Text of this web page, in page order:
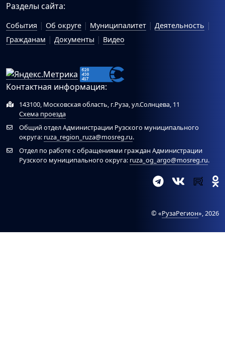
Разделы сайта:
События Об округе Муниципалитет
Деятельность
Гражданам
Документы Видео
Контактная информация:
143100, Московская область, г.Руза, ул.Солнцева, 11
Схема проезда
Общий отдел Администрации Рузского муниципального
округа: ruza_region_ruza@mosreg.ru.
Отдел по работе с обращениями граждан Администрации
Рузского муниципального округа: ruza_og_argo@mosreg.ru.
© «РузаРегион», 2026